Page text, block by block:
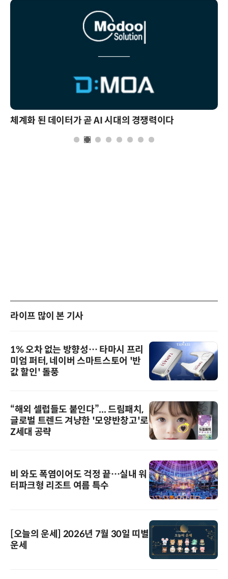
체계화 된 데이터가 곧 AI 시대의 경쟁력이다
라이프 많이 본 기사
1% 오차 없는 방향성… 타마시 프리
미엄 퍼터, 네이버 스마트스토어 '반
값 할인' 돌풍
“해외 셀럽들도 붙인다”... 드림패치,
글로벌 트렌드 겨냥한 '모양반창고'로
Z세대 공략
비 와도 폭염이어도 걱정 끝…실내 워
터파크형 리조트 여름 특수
[오늘의 운세] 2026년 7월 30일 띠별
운세